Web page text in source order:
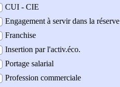
CUI - CIE
Engagement à servir dans la réserve
Franchise
Insertion par l'activ.éco.
Portage salarial
Profession commerciale